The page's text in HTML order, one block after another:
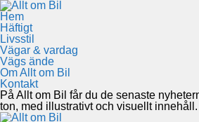
Hem
Häftigt
Livsstil
Vägar & vardag
Vägs ände
Om Allt om Bil
Kontakt
På Allt om Bil får du de senaste
ton, med illustrativt och visuellt innehåll.